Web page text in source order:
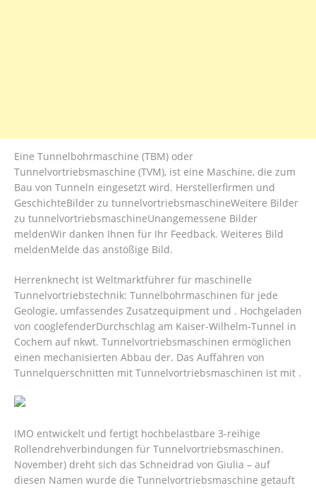
Eine Tunnelbohrmaschine (TBM) oder
Tunnelvortriebsmaschine (TVM), ist eine Maschine, die zum
Bau von Tunneln eingesetzt wird. Herstellerfirmen und
GeschichteBilder zu tunnelvortriebsmaschineWeitere Bilder
zu tunnelvortriebsmaschineUnangemessene Bilder
meldenWir danken Ihnen für Ihr Feedback. Weiteres Bild
meldenMelde das anstößige Bild.
Herrenknecht ist Weltmarktführer für maschinelle
Tunnelvortriebstechnik: Tunnelbohrmaschinen für jede
Geologie, umfassendes Zusatzequipment und . Hochgeladen
von cooglefenderDurchschlag am Kaiser-Wilhelm-Tunnel in
Cochem auf nkwt. Tunnelvortriebsmaschinen ermöglichen
einen mechanisierten Abbau der. Das Auffahren von
Tunnelquerschnitten mit Tunnelvortriebsmaschinen ist mit .
IMO entwickelt und fertigt hochbelastbare 3-reihige
Rollendrehverbindungen für Tunnelvortriebsmaschinen.
November) dreht sich das Schneidrad von Giulia – auf
diesen Namen wurde die Tunnelvortriebsmaschine getauft